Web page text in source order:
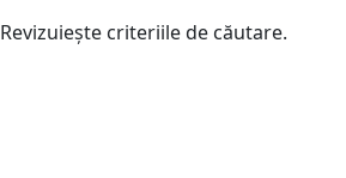
criteriile de căutare.